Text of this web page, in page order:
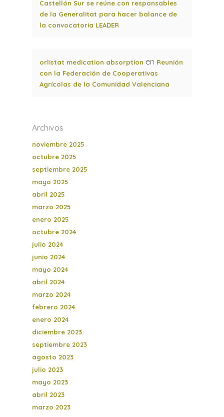
Castellón Sur se reúne con responsables
de la Generalitat para hacer balance de
la convocatoria LEADER
orlistat medication absorption en Reunión
con la Federación de Cooperativas
Agrícolas de la Comunidad Valenciana
Archivos
noviembre 2025
octubre 2025
septiembre 2025
mayo 2025
abril 2025
marzo 2025
enero 2025
octubre 2024
julio 2024
junio 2024
mayo 2024
abril 2024
marzo 2024
febrero 2024
enero 2024
diciembre 2023
septiembre 2023
agosto 2023
julio 2023
mayo 2023
abril 2023
marzo 2023